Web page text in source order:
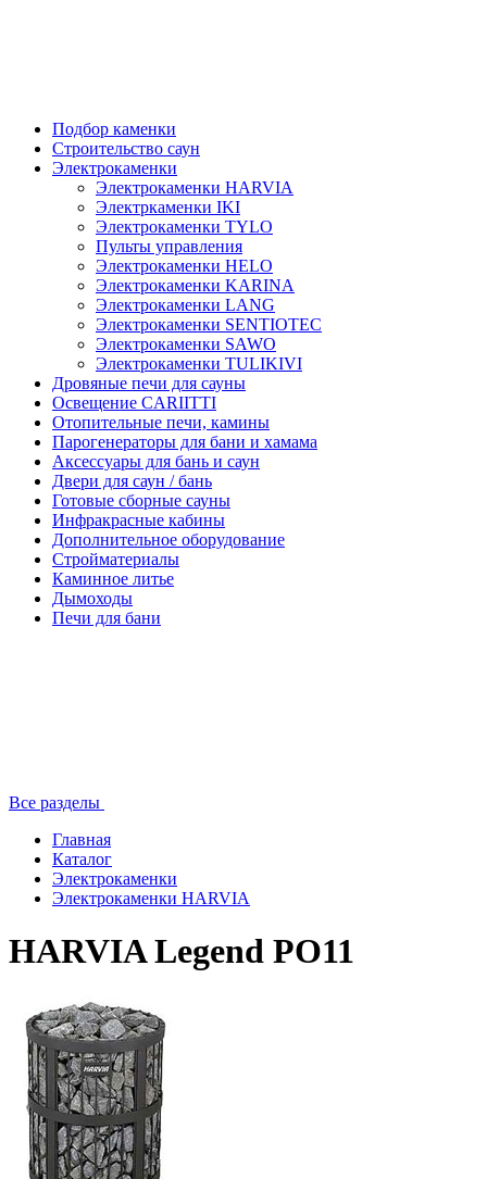
Подбор каменки
Строительство саун
Электрокаменки
Электрокаменки HARVIA
Электркаменки IKI
Электрокаменки TYLO
Пульты управления
Электрокаменки HELO
Электрокаменки KARINA
Электрокаменки LANG
Электрокаменки SENTIOTEC
Электрокаменки SAWO
Электрокаменки TULIKIVI
Дровяные печи для сауны
Освещение CARIITTI
Отопительные печи, камины
Парогенераторы для бани и хамама
Аксессуары для бань и саун
Двери для саун / бань
Готовые сборные сауны
Инфракрасные кабины
Дополнительное оборудование
Стройматериалы
Каминное литье
Дымоходы
Печи для бани
Все разделы
Главная
Каталог
Электрокаменки
Электрокаменки HARVIA
HARVIA Legend PO11